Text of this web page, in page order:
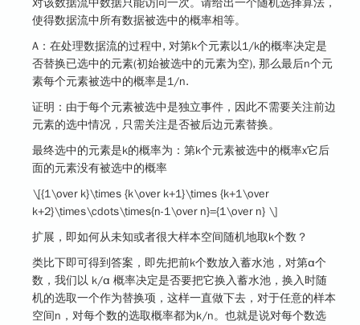
使得数据流中所有数据被选中的概率相等。
A：在处理数据流的过程中, 对第k个元素以1/k的概率决定是
否替换已选中的元素(初始被选中的元素为空), 那么最后n个元
素每个元素被选中的概率是1/n.
证明：由于每个元素被选中是独立事件，因此不需要关注前边
元素的选中情况，只需关注是否被后边元素替换。
最终选中的元素是k的概率为：第k个元素被选中的概率x它后
面的元素没有被选中的概率
\[{1\over k}\times {k\over k+1}\times {k+1\over
k+2}\times\cdots\times{n-1\over n}={1\over n} \]
扩展， 即如何从未知或者很大样本空间随机地取k个数？
类比下即可得到答案，即先把前k个数放入蓄水池，对第α个
数，我们以 k/α 概率决定是否要把它换入蓄水池，换入时随
机的选取一个作为替换项，这样一直做下去，对于任意的样本
空间n，对每个数的选取概率都为k/n。也就是说对每个数选